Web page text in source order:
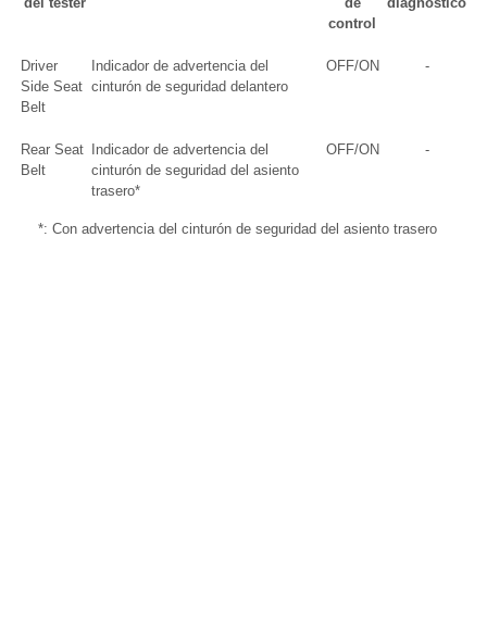
control
Driver
Side Seat
Belt
Indicador de advertencia del
cinturón de seguridad delantero
OFF/ON -
Rear Seat
Belt
Indicador de advertencia del
cinturón de seguridad del asiento
trasero*
OFF/ON -
*: Con advertencia del cinturón de seguridad del asiento trasero